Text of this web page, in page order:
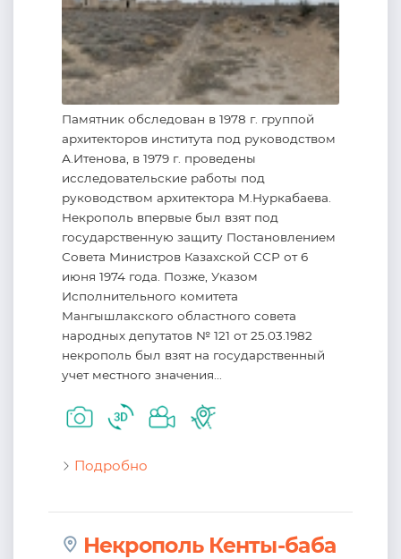
Памятник обследован в 1978 г. группой
архитекторов института под руководством
А.Итенова, в 1979 г. проведены
исследовательские работы под
руководством архитектора М.Нуркабаева.
Некрополь впервые был взят под
государственную защиту Постановлением
Совета Министров Казахской ССР от 6
июня 1974 года. Позже, Указом
Исполнительного комитета
Мангышлакского областного совета
народных депутатов № 121 от 25.03.1982
некрополь был взят на государственный
учет местного значения...
Подробно
Некрополь Кенты-баба